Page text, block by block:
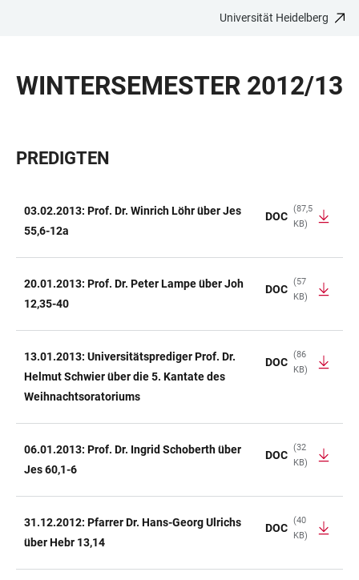
BARRIEREFREIHEIT
Universität Heidelberg
WINTERSEMESTER 2012/13
PREDIGTEN
TABELLE
03.02.2013: Prof. Dr. Winrich Löhr über Jes
55,6-12a
DOC
(87,5
KB)
20.01.2013: Prof. Dr. Peter Lampe über Joh
12,35-40
DOC
(57
KB)
13.01.2013: Universitätsprediger Prof. Dr.
Helmut Schwier über die 5. Kantate des
Weihnachtsoratoriums
DOC
(86
KB)
06.01.2013: Prof. Dr. Ingrid Schoberth über
Jes 60,1-6
DOC
(32
KB)
31.12.2012: Pfarrer Dr. Hans-Georg Ulrichs
über Hebr 13,14
DOC
(40
KB)